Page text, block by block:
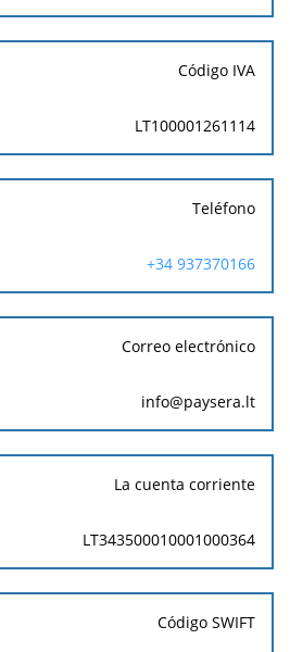
Código IVA
LT100001261114
Teléfono
+34 937370166
Correo electrónico
info@paysera.lt
La cuenta corriente
LT343500010001000364
Código SWIFT